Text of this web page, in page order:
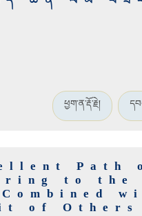
ཕྱག་ན་རྡོ་རྗེ།
Path
to the
of Others